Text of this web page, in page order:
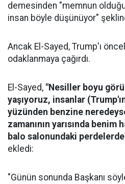
demesinden "memnun
insan böyle düşünüyor"
Ancak El-Sayed, Trump'ı
odaklanmaya çağırdı.
El-Sayed, "Nesiller boyu
yaşıyoruz, insanlar
yüzünden benzine
zamanının yarısında benim
balo salonundaki
ekledi:
"Günün sonunda Başkanı